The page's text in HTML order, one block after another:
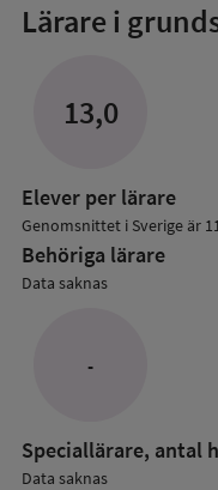
Lärare i
13,0
Elever per lärare
Genomsnittet i Sverige är
Behöriga lärare
Data saknas
-
Speciallärare, antal
Data saknas